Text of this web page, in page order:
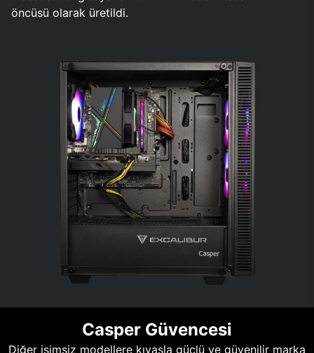
öncüsü olarak üretildi.
Casper Güvencesi
Diğer isimsiz modellere kıyasla güçlü ve güvenilir marka